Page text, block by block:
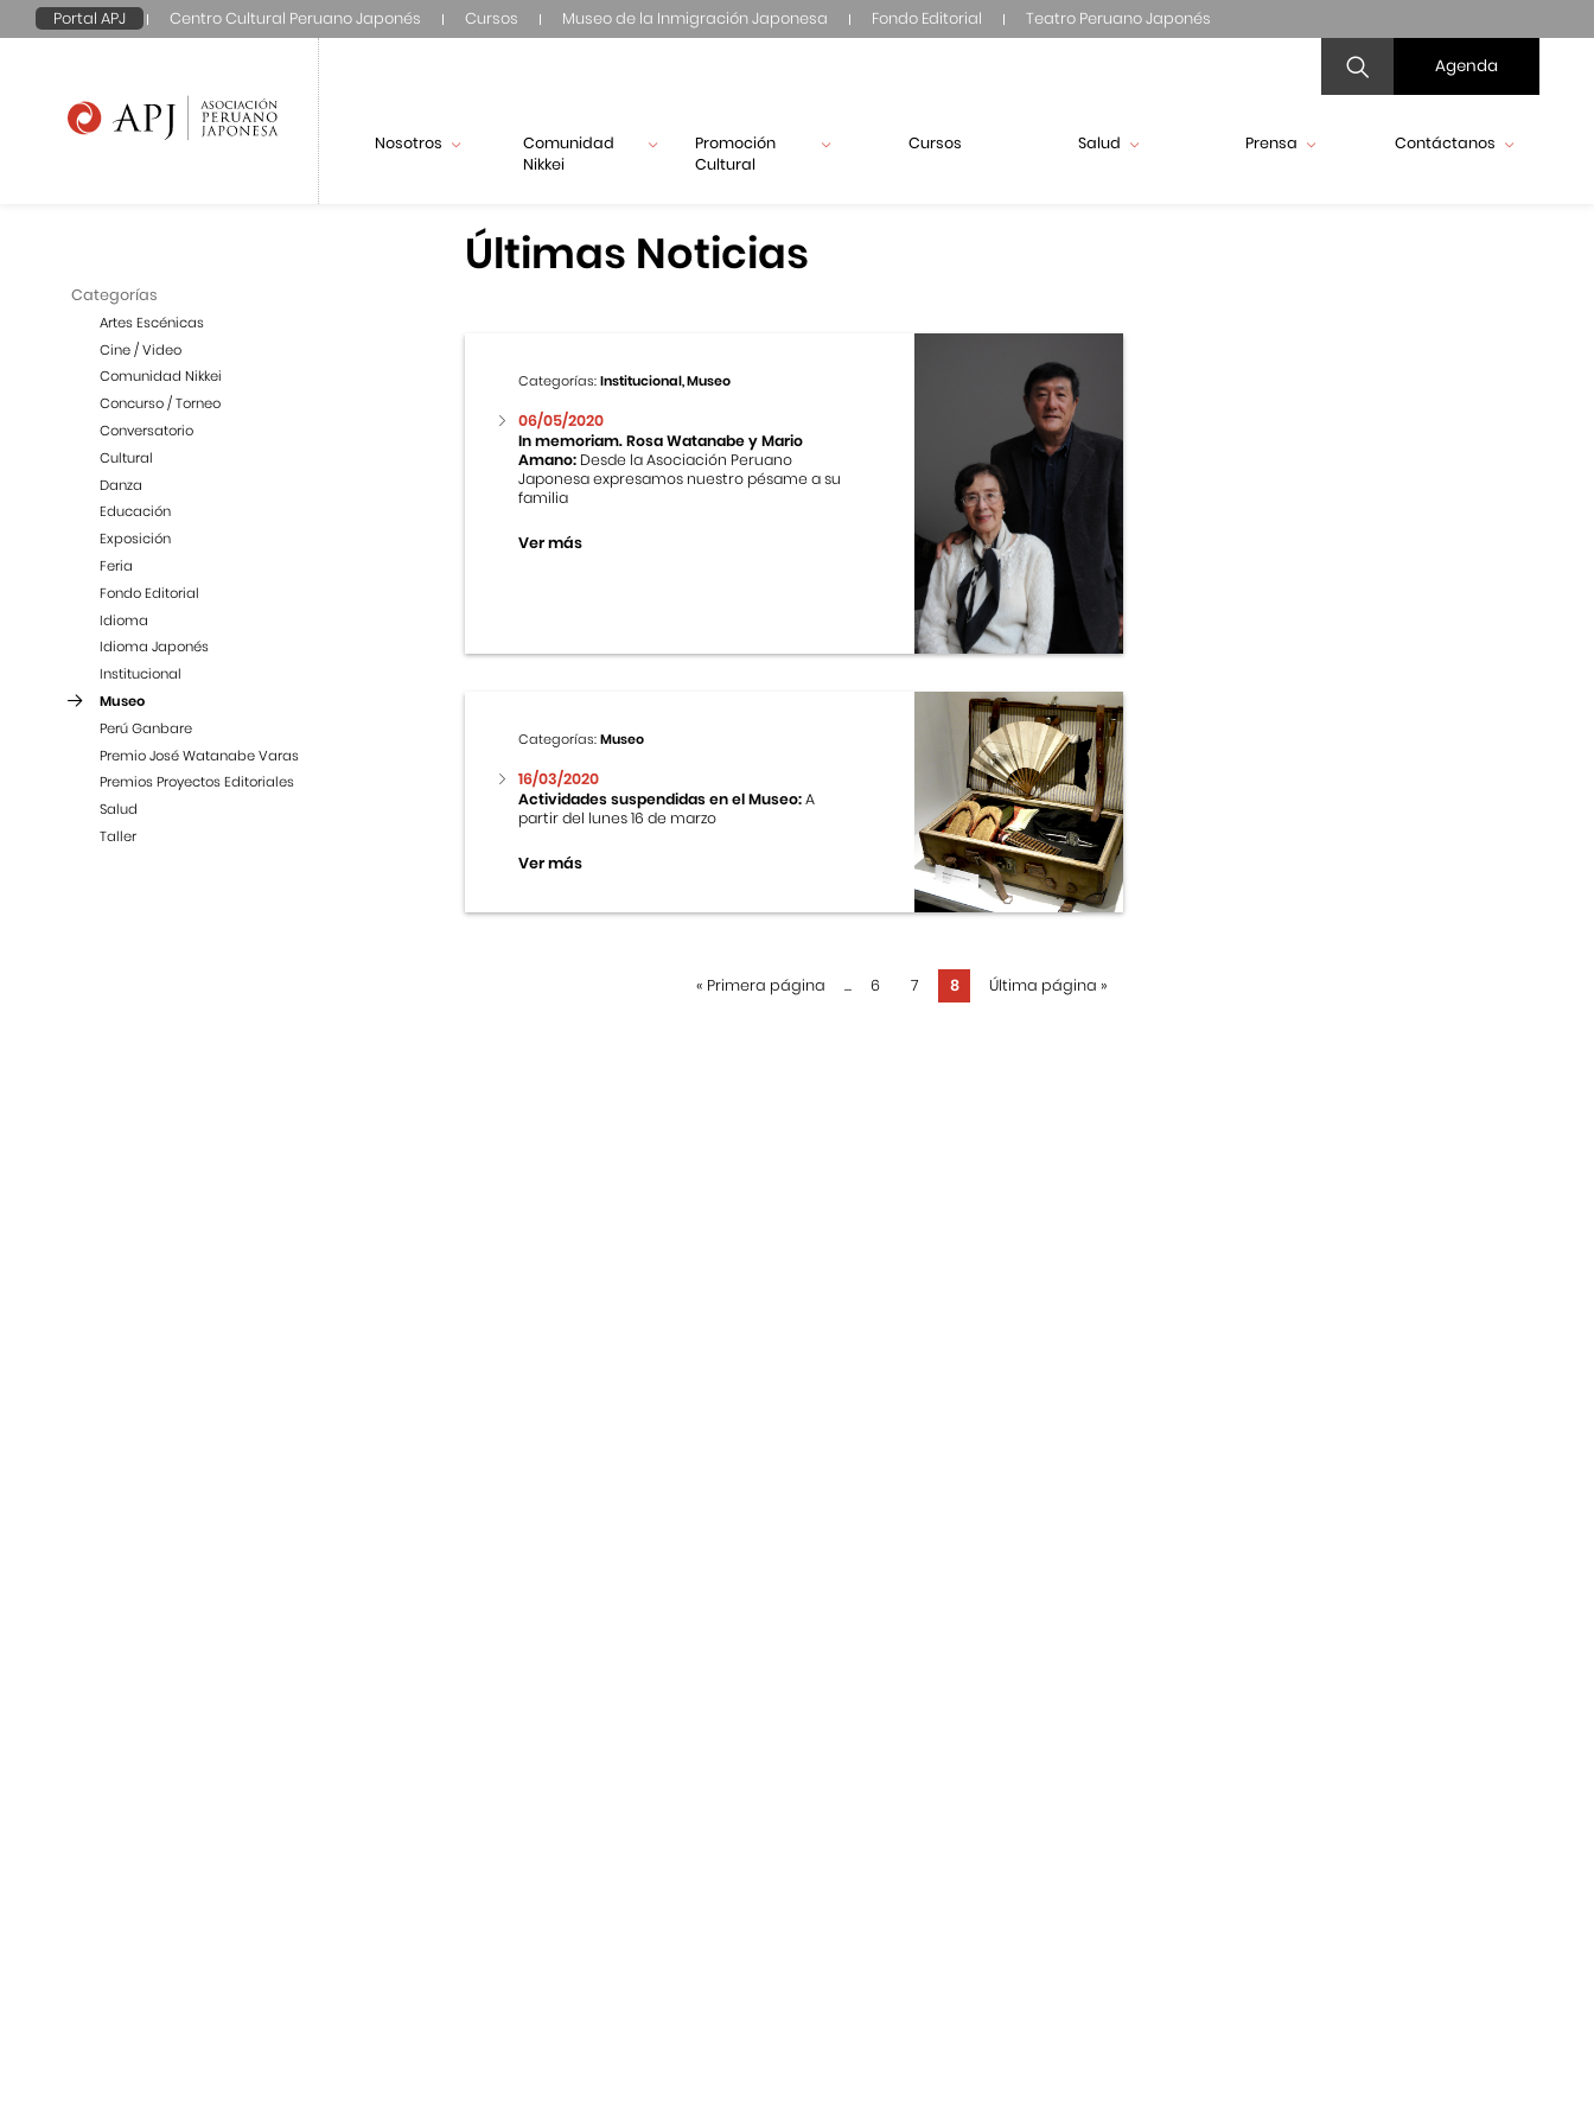
Portal APJ Centro Cultural Peruano Japonés Cursos Museo de la Inmigración Japonesa Fondo Editorial Teatro Peruano Japonés
Agenda
Nosotros
Comunidad
Nikkei
Promoción
Cultural
Cursos Salud Prensa Contáctanos
Categorías
Artes Escénicas
Cine / Video
Comunidad Nikkei
Concurso / Torneo
Conversatorio
Cultural
Danza
Educación
Exposición
Feria
Fondo Editorial
Idioma
Idioma Japonés
Institucional
Museo
Perú Ganbare
Premio José Watanabe Varas
Premios Proyectos Editoriales
Salud
Taller
Últimas Noticias
Categorías:Institucional, Museo
06/05/2020
In memoriam. Rosa Watanabe y Mario
Amano: Desde la Asociación Peruano
Japonesa expresamos nuestro pésame a su
familia
Ver más
Categorías:Museo
16/03/2020
Actividades suspendidas en el Museo:A
partir del lunes 16 de marzo
Ver más
« Primera página ... 6 7 8 Última página »